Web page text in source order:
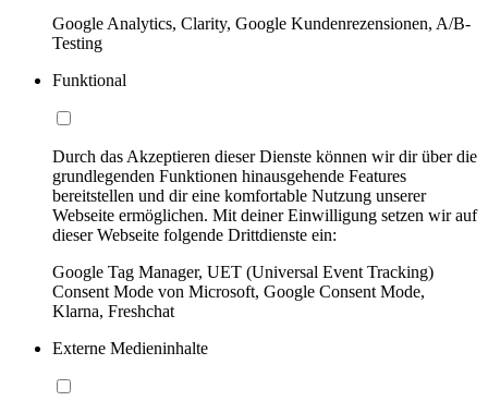
Google Analytics, Clarity, Google Kundenrezensionen, A/B-
Testing
Funktional
Durch das Akzeptieren dieser Dienste können wir dir über die
grundlegenden Funktionen hinausgehende Features
bereitstellen und dir eine komfortable Nutzung unserer
Webseite ermöglichen. Mit deiner Einwilligung setzen wir auf
dieser Webseite folgende Drittdienste ein:
Google Tag Manager, UET (Universal Event Tracking)
Consent Mode von Microsoft, Google Consent Mode,
Klarna, Freshchat
Externe Medieninhalte